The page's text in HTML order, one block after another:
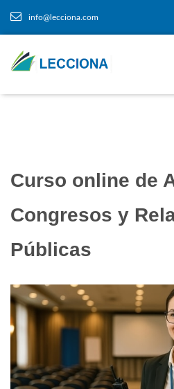
info@lecciona.com
Curso online de
Congresos y
Públicas